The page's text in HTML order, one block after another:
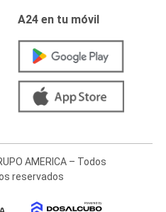
A24 en tu móvil
AMERICA – Todos
reservados